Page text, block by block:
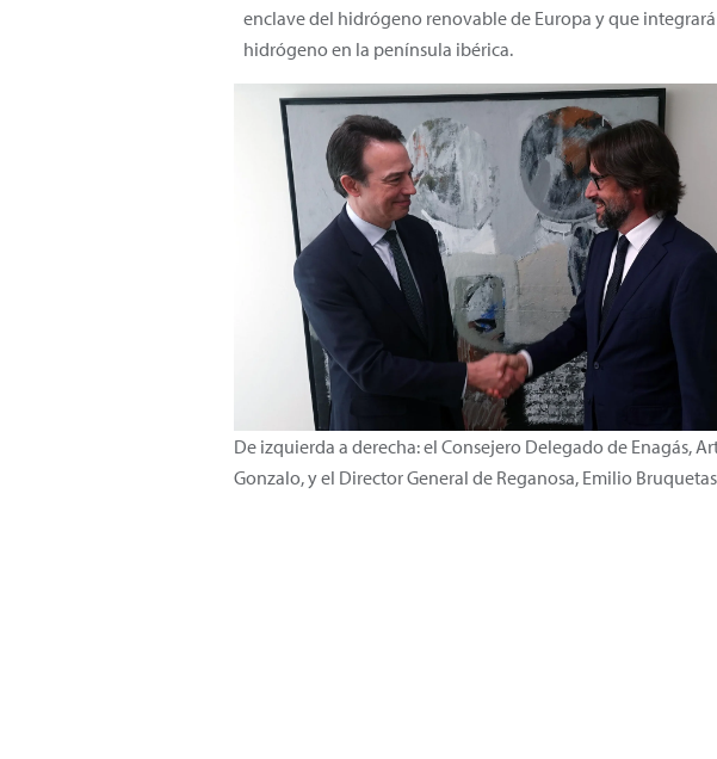
enclave del hidrógeno renovable de Europa y que
hidrógeno en la península ibérica.
De izquierda a derecha: el Consejero Delegado de Enagás,
Gonzalo, y el Director General de Reganosa, Emilio